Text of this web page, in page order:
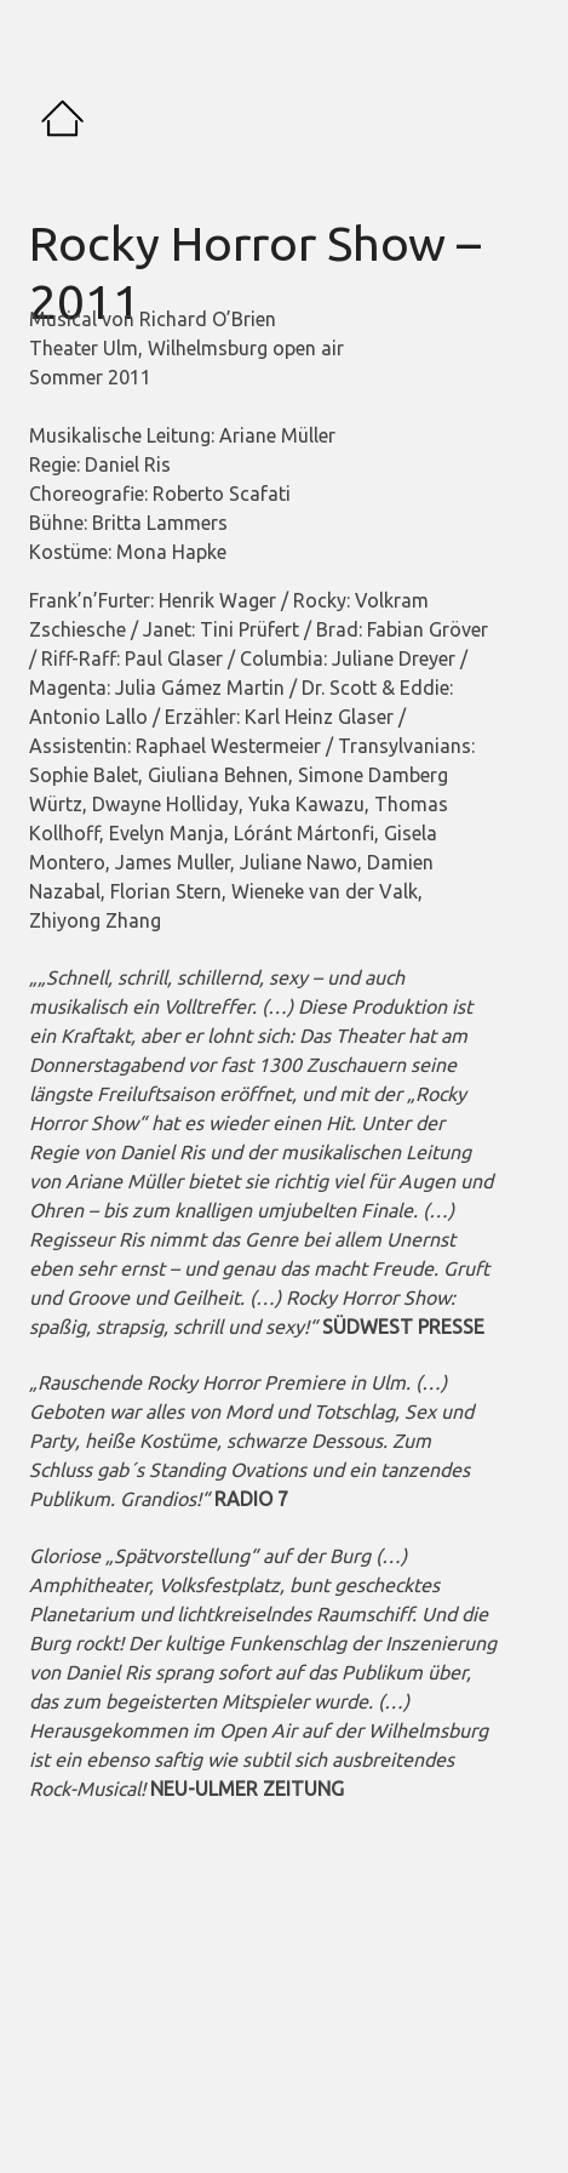
Rocky Horror Show –
2011
Musical von Richard O’Brien
Theater Ulm, Wilhelmsburg open air
Sommer 2011
Musikalische Leitung: Ariane Müller
Regie: Daniel Ris
Choreografie: Roberto Scafati
Bühne: Britta Lammers
Kostüme: Mona Hapke
Frank’n’Furter: Henrik Wager / Rocky: Volkram
Zschiesche / Janet: Tini Prüfert / Brad: Fabian Gröver
/ Riff-Raff: Paul Glaser / Columbia: Juliane Dreyer /
Magenta: Julia Gámez Martin / Dr. Scott & Eddie:
Antonio Lallo / Erzähler: Karl Heinz Glaser /
Assistentin: Raphael Westermeier / Transylvanians:
Sophie Balet, Giuliana Behnen, Simone Damberg
Würtz, Dwayne Holliday, Yuka Kawazu, Thomas
Kollhoff, Evelyn Manja, Lóránt Mártonfi, Gisela
Montero, James Muller, Juliane Nawo, Damien
Nazabal, Florian Stern, Wieneke van der Valk,
Zhiyong Zhang
„„Schnell, schrill, schillernd, sexy – und auch
musikalisch ein Volltreffer. (…) Diese Produktion ist
ein Kraftakt, aber er lohnt sich: Das Theater hat am
Donnerstagabend vor fast 1300 Zuschauern seine
längste Freiluftsaison eröffnet, und mit der „Rocky
Horror Show“ hat es wieder einen Hit. Unter der
Regie von Daniel Ris und der musikalischen Leitung
von Ariane Müller bietet sie richtig viel für Augen und
Ohren – bis zum knalligen umjubelten Finale. (…)
Regisseur Ris nimmt das Genre bei allem Unernst
eben sehr ernst – und genau das macht Freude. Gruft
und Groove und Geilheit. (…) Rocky Horror Show:
spaßig, strapsig, schrill und sexy!“ SÜDWEST PRESSE
„Rauschende Rocky Horror Premiere in Ulm. (…)
Geboten war alles von Mord und Totschlag, Sex und
Party, heiße Kostüme, schwarze Dessous. Zum
Schluss gab´s Standing Ovations und ein tanzendes
Publikum. Grandios!“ RADIO 7
Gloriose „Spätvorstellung“ auf der Burg (…)
Amphitheater, Volksfestplatz, bunt geschecktes
Planetarium und lichtkreiselndes Raumschiff. Und die
Burg rockt! Der kultige Funkenschlag der Inszenierung
von Daniel Ris sprang sofort auf das Publikum über,
das zum begeisterten Mitspieler wurde. (…)
Herausgekommen im Open Air auf der Wilhelmsburg
ist ein ebenso saftig wie subtil sich ausbreitendes
Rock-Musical!NEU-ULMER ZEITUNG